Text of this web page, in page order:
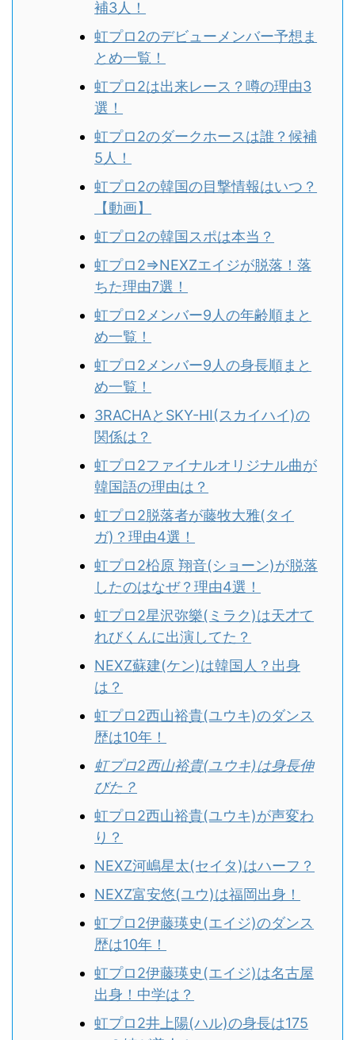
補3人！
虹プロ2のデビューメンバー予想ま
とめ一覧！
虹プロ2は出来レース？噂の理由3
選！
虹プロ2のダークホースは誰？候補
5人！
虹プロ2の韓国の目撃情報はいつ？
【動画】
虹プロ2の韓国スポは本当？
虹プロ2⇒NEXZエイジが脱落！落
ちた理由7選！
虹プロ2メンバー9人の年齢順まと
め一覧！
虹プロ2メンバー9人の身長順まと
め一覧！
3RACHAとSKY-HI(スカイハイ)の
関係は？
虹プロ2ファイナルオリジナル曲が
韓国語の理由は？
虹プロ2脱落者が藤牧大雅(タイ
ガ)？理由4選！
虹プロ2柗原 翔音(ショーン)が脱落
したのはなぜ？理由4選！
虹プロ2星沢弥樂(ミラク)は天才て
れびくんに出演してた？
NEXZ蘇建(ケン)は韓国人？出身
は？
虹プロ2西山裕貴(ユウキ)のダンス
歴は10年！
虹プロ2西山裕貴(ユウキ)は身長伸
びた？
虹プロ2西山裕貴(ユウキ)が声変わ
り？
NEXZ河嶋星太(セイタ)はハーフ？
NEXZ富安悠(ユウ)は福岡出身！
虹プロ2伊藤瑛史(エイジ)のダンス
歴は10年！
虹プロ2伊藤瑛史(エイジ)は名古屋
出身！中学は？
虹プロ2井上陽(ハル)の身長は175